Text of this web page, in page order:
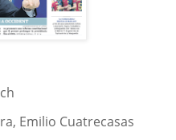
Emilio Cuatrecasas